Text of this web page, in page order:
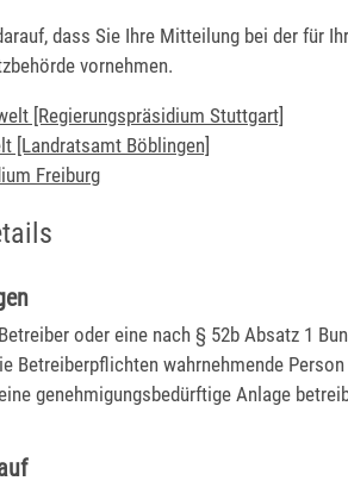
dass Sie Ihre Mitteilung bei der für
vornehmen.
[Regierungspräsidium Stuttgart]
[Landratsamt Böblingen]
Freiburg
oder eine nach § 52b Absatz 1
Betreiberpflichten wahrnehmende
genehmigungsbedürftige Anlage